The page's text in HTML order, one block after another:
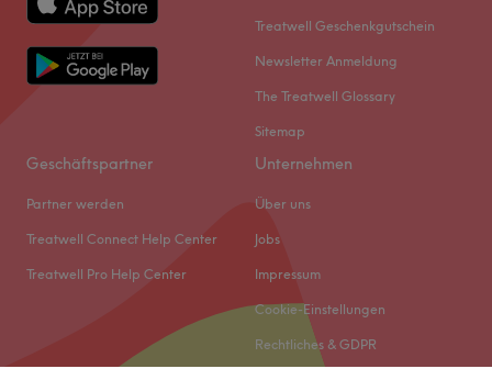
Treatwell Geschenkgutschein
Newsletter Anmeldung
The Treatwell Glossary
Sitemap
Geschäftspartner
Partner werden
Treatwell Connect Help Center
Treatwell Pro Help Center
Unternehmen
Über uns
Jobs
Impressum
Cookie-Einstellungen
Rechtliches & GDPR